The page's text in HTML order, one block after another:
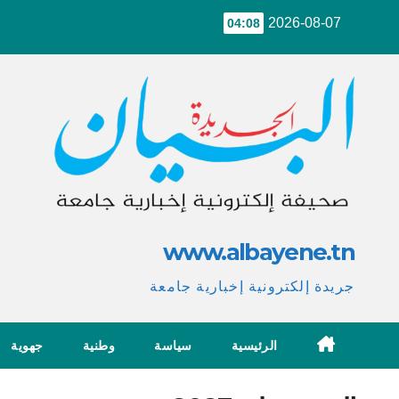
2026-08-07
04:08
www.albayene.tn
جريدة إلكترونية إخبارية جامعة
الرئيسية سياسة وطنية جهوية